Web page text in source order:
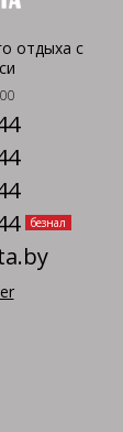
отдыха с
безнал